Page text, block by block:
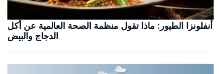
أنفلونزا الطيور: ماذا تقول منظمة الصحة العالمية عن أكل
الدجاج والبيض